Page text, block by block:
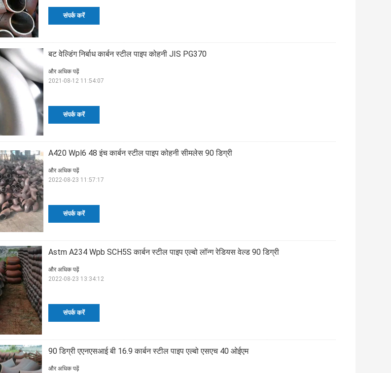
संपर्क करें
बट वेल्डिंग निर्बाध कार्बन स्टील पाइप कोहनी JIS PG370
संपर्क करें
और अधिक पढ़ें
2021-08-12 11:54:07
A420 Wpl6 48 इंच कार्बन स्टील पाइप कोहनी सीमलेस 90 डिग्री
संपर्क करें
और अधिक पढ़ें
2022-08-23 11:57:17
Astm A234 Wpb SCH5S कार्बन स्टील पाइप एल्बो लॉन्ग रेडियस वेल्ड 90 डिग्री
संपर्क करें
और अधिक पढ़ें
2022-08-23 13:34:12
90 डिग्री एएनएसआई बी 16.9 कार्बन स्टील पाइप एल्बो एसएच 40 ओईएम
और अधिक पढ़ें